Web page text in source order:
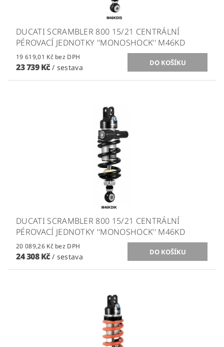
DUCATI SCRAMBLER 800 15/21 CENTRÁLNÍ
PÉROVACÍ JEDNOTKY ''MONOSHOCK'' M46KD
19 619,01 Kč bez DPH
23 739 Kč/ sestava
DUCATI SCRAMBLER 800 15/21 CENTRÁLNÍ
PÉROVACÍ JEDNOTKY ''MONOSHOCK'' M46KD
20 089,26 Kč bez DPH
24 308 Kč/ sestava